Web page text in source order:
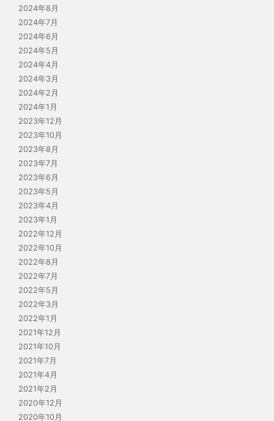
2024年8月
2024年7月
2024年6月
2024年5月
2024年4月
2024年3月
2024年2月
2024年1月
2023年12月
2023年10月
2023年8月
2023年7月
2023年6月
2023年5月
2023年4月
2023年1月
2022年12月
2022年10月
2022年8月
2022年7月
2022年5月
2022年3月
2022年1月
2021年12月
2021年10月
2021年7月
2021年4月
2021年2月
2020年12月
2020年10月